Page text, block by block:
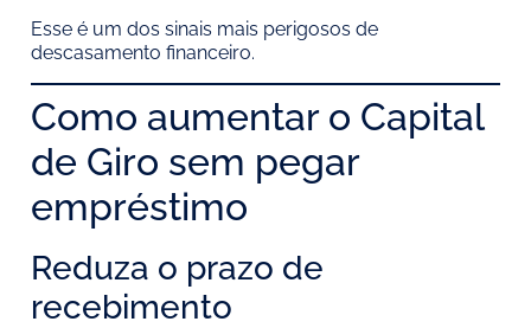
Esse é um dos sinais mais perigosos de
descasamento financeiro.
Como aumentar o Capital
de Giro sem pegar
empréstimo
Reduza o prazo de
recebimento